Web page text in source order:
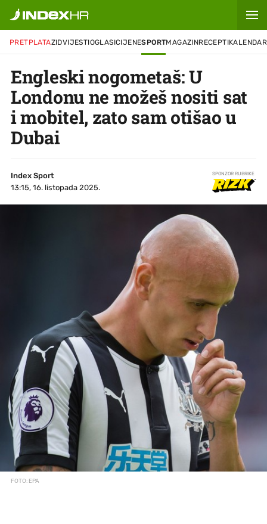
PRETPLATAZIDVIJESTIOGLASICIJENESPORTMAGAZINRECEPTIKALENDAR
Engleski nogometaš: U
Londonu ne možeš nositi sat
i mobitel, zato sam otišao u
Dubai
Index Sport
13:15, 16. listopada 2025.
SPONZOR RUBRIKE
FOTO: EPA